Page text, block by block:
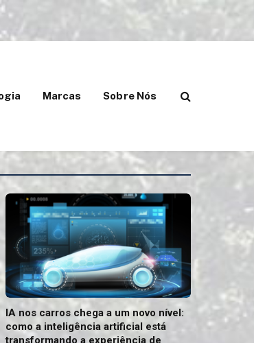
Marcas Sobre Nós
IA nos carros chega a um novo nível:
como a inteligência artificial está
transformando a experiência de